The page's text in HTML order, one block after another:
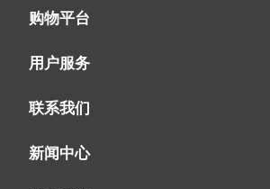
SIAL茜耳，作为行业内的佼佼者，始终秉持“
案。RY15燃油取暖器，正是这一理念的集中
的不懈探索。
购物平台
用户服务
联系我们
新闻中心